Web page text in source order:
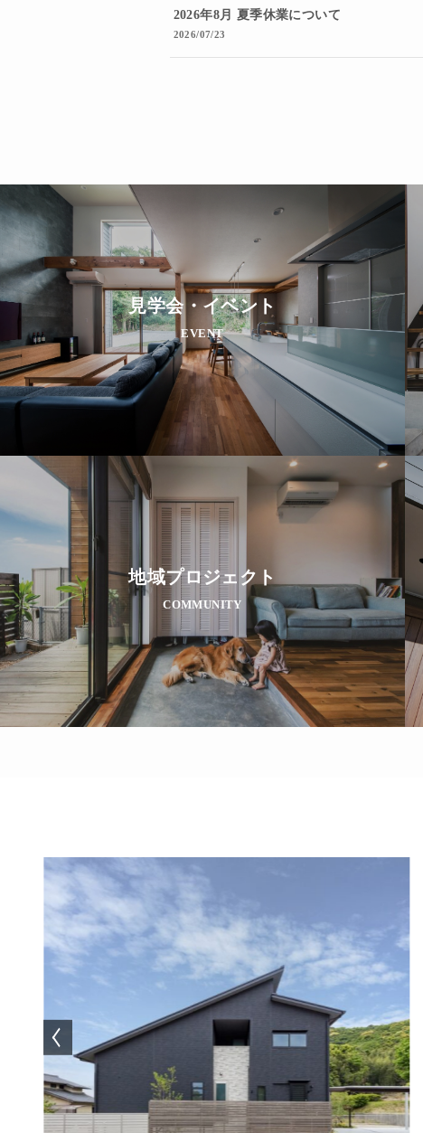
2026/07/23
2026年8月 夏季休業について
見学会・イベント
EVENT
地域プロジェクト
COMMUNITY